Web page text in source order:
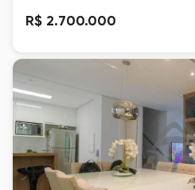
R$ 2.700.000